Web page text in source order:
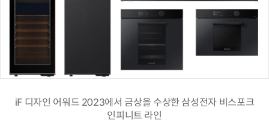
iF 디자인 어워드 2023에서 금상을 수상한 삼성전자 비스포크
인피니트 라인